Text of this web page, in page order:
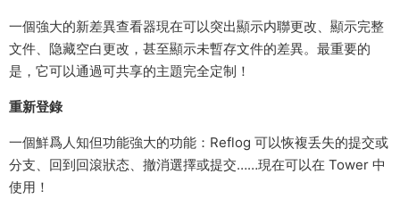
一個強大的新差異查看器現在可以突出顯示内聯更改、顯示完整
文件、隐藏空白更改，甚至顯示未暫存文件的差異。最重要的
是，它可以通過可共享的主題完全定制！
重新登錄
一個鮮爲人知但功能強大的功能：Reflog 可以恢複丢失的提交或
分支、回到回滾狀态、撤消選擇或提交……現在可以在 Tower 中
使用！